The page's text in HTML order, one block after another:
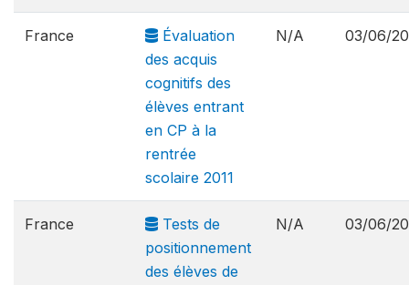
France
Évaluation
des acquis
cognitifs des
élèves entrant
en CP à la
rentrée
scolaire 2011
N/A 03/06/
France
Tests de
positionnement
des élèves de
N/A 03/06/